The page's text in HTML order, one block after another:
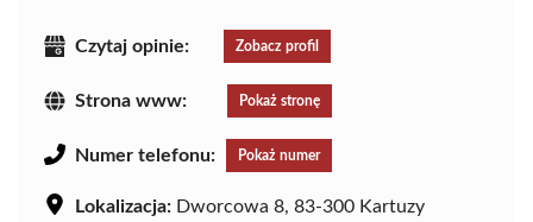
Czytaj opinie: Zobacz profil
Strona www: Pokaż stronę
Numer telefonu: Pokaż numer
Lokalizacja: Dworcowa 8, 83-300 Kartuzy